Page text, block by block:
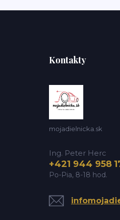
Kontakty
mojadielnicka.sk
Ing. Peter Herc
+421 944 958
Po-Pia, 8-18 hod.